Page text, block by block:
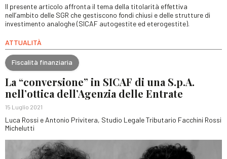
Il presente articolo affronta il tema della titolarità effettiva
nell’ambito delle SGR che gestiscono fondi chiusi e delle strutture di
investimento analoghe (SICAF autogestite ed eterogestite).
ATTUALITÀ
Fiscalità finanziaria
La “conversione” in SICAF di una S.p.A.
nell’ottica dell’Agenzia delle Entrate
15 Luglio 2021
Luca Rossi e Antonio Privitera, Studio Legale Tributario Facchini Rossi
Michelutti